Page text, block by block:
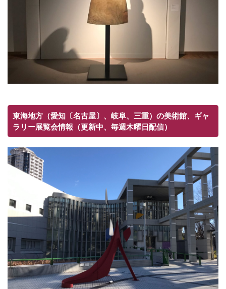
東海地方（愛知〔名古屋〕、岐阜、三重）の美術館、ギャ
ラリー展覧会情報（更新中、毎週木曜日配信）